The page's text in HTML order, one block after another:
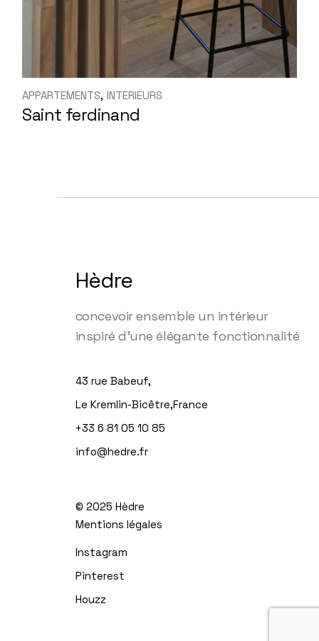
APPARTEMENTS INTERIEURS
Saint ferdinand
Hèdre
concevoir ensemble un intérieur
inspiré d'une élégante fonctionnalité
43 rue Babeuf,
Le Kremlin-Bicêtre,France
+33 6 81 05 10 85
info@hedre.fr
© 2025 Hèdre
Mentions légales
Instagram
Pinterest
Houzz